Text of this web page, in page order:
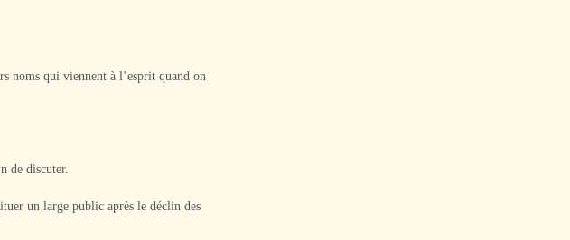
noms qui viennent à l’esprit quand on
de discuter.
un large public après le déclin des